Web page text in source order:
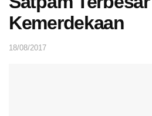
Kemerdekaan
18/08/2017